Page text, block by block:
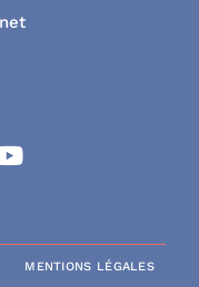
MENTIONS LÉGALES